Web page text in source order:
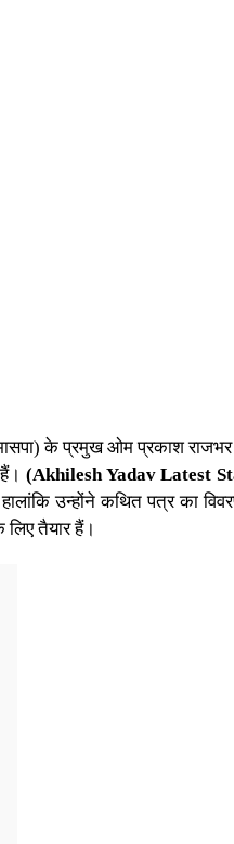
के प्रमुख ओम प्रकाश
(Akhilesh Yadav Latest
उन्होंने कथित पत्र का
तैयार हैं।